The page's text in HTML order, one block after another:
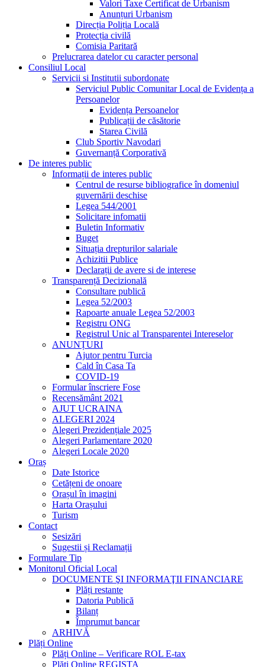
Valori Taxe Certificat de Urbanism
Anunțuri Urbanism
Direcția Poliția Locală
Protecția civilă
Comisia Paritară
Prelucrarea datelor cu caracter personal
Consiliul Local
Servicii si Institutii subordonate
Serviciul Public Comunitar Local de Evidența a
Persoanelor
Evidența Persoanelor
Publicații de căsătorie
Starea Civilă
Club Sportiv Navodari
Guvernanță Corporativă
De interes public
Informații de interes public
Centrul de resurse bibliografice în domeniul
guvernării deschise
Legea 544/2001
Solicitare infomatii
Buletin Informativ
Buget
Situația drepturilor salariale
Achizitii Publice
Declarații de avere si de interese
Transparență Decizională
Consultare publică
Legea 52/2003
Rapoarte anuale Legea 52/2003
Registru ONG
Registrul Unic al Transparentei Intereselor
ANUNȚURI
Ajutor pentru Turcia
Cald în Casa Ta
COVID-19
Formular înscriere Fose
Recensământ 2021
AJUT UCRAINA
ALEGERI 2024
Alegeri Prezidențiale 2025
Alegeri Parlamentare 2020
Alegeri Locale 2020
Oraș
Date Istorice
Cetățeni de onoare
Orașul în imagini
Harta Orașului
Turism
Contact
Sesizări
Sugestii și Reclamații
Formulare Tip
Monitorul Oficial Local
DOCUMENTE ŞI INFORMAŢII FINANCIARE
Plăți restante
Datoria Publică
Bilanț
Împrumut bancar
ARHIVĂ
Plăți Online
Plăți Online – Verificare ROL E-tax
Plăți Online REGISTA